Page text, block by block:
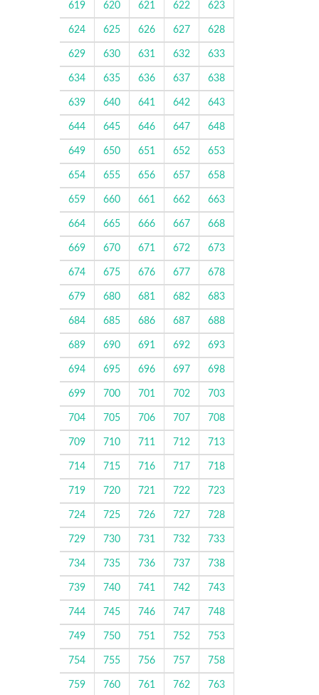
619 620 621 622 623
624 625 626 627 628
629 630 631 632 633
634 635 636 637 638
639 640 641 642 643
644 645 646 647 648
649 650 651 652 653
654 655 656 657 658
659 660 661 662 663
664 665 666 667 668
669 670 671 672 673
674 675 676 677 678
679 680 681 682 683
684 685 686 687 688
689 690 691 692 693
694 695 696 697 698
699 700 701 702 703
704 705 706 707 708
709 710 711 712 713
714 715 716 717 718
719 720 721 722 723
724 725 726 727 728
729 730 731 732 733
734 735 736 737 738
739 740 741 742 743
744 745 746 747 748
749 750 751 752 753
754 755 756 757 758
759 760 761 762 763